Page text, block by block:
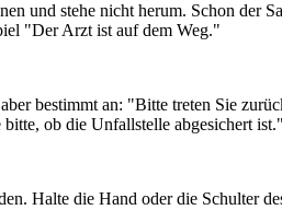
und stehe nicht herum. Schon
"Der Arzt ist auf dem Weg."
bestimmt an: "Bitte treten Sie
ob die Unfallstelle abgesichert
Halte die Hand oder die Schulter